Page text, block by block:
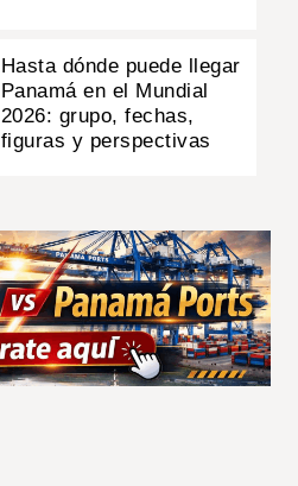
Hasta dónde puede llegar
Panamá en el Mundial
2026: grupo, fechas,
figuras y perspectivas